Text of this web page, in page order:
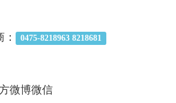
0475-8218963 8218681
微博微信